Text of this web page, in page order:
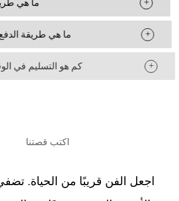
5.ما هي
6.ما هي طريقة +
7.كم هو التسليم في +
اكتب قصتنا
اجعل الفن قريبًا من الحياة.